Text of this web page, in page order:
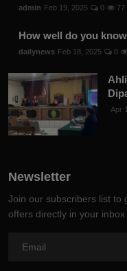
admin Feb 19, 2025 0 77
How well do you
dailynews Feb 18, 2025 0
Apr
Newsletter
Join our subscribers list to
offers directly in your inbox